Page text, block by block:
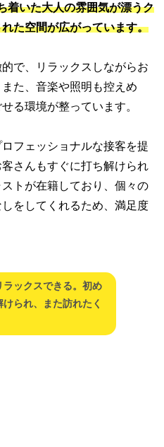
着いた大人の雰囲気が漂うク
た空間が広がっています。
で、リラックスしながらお
た、音楽や照明も控えめ
る環境が整っています。
フェッショナルな接客を提
さんもすぐに打ち解けられ
トが在籍しており、個々の
をしてくれるため、満足度
ラックスできる。初め
られ、また訪れたく